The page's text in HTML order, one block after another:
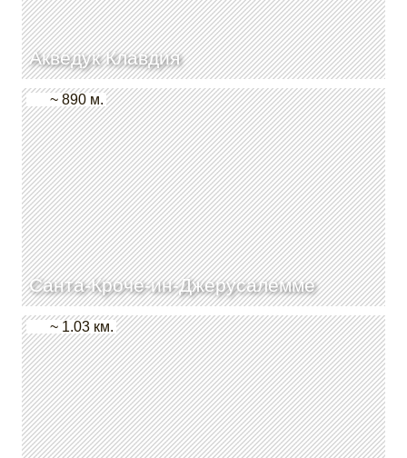
Акведук Клавдия
Санта-Кроче-ин-Джерусалемме
~ 890 м.
~ 1.03 км.